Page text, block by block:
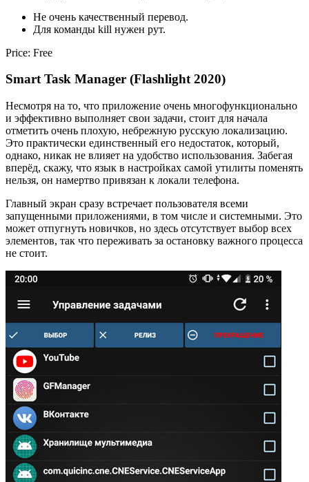
Не очень качественный перевод.
Для команды kill нужен рут.
Price: Free
Smart Task Manager (Flashlight 2020)
Несмотря на то, что приложение очень многофункционально
и эффективно выполняет свои задачи, стоит для начала
отметить очень плохую, небрежную русскую локализацию.
Это практически единственный его недостаток, который,
однако, никак не влияет на удобство использования. Забегая
вперёд, скажу, что язык в настройках самой утилиты поменять
нельзя, он намертво привязан к локали телефона.
Главный экран сразу встречает пользователя всеми
запущенными приложениями, в том числе и системными. Это
может отпугнуть новичков, но здесь отсутствует выбор всех
элементов, так что переживать за остановку важного процесса
не стоит.